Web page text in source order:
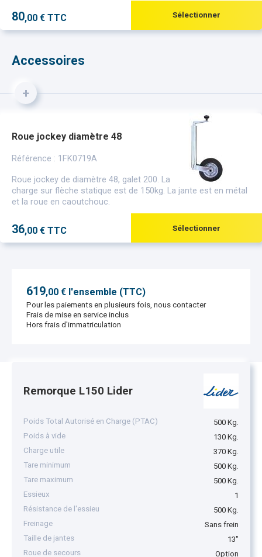
Remorque L150 Lider
Poids Total Autorisé en Charge (PTAC)
500 Kg.
Poids à vide
130 Kg.
Charge utile
370 Kg.
Tare minimum
500 Kg.
Tare maximum
500 Kg.
Essieux
1
Résistance de l'essieu
500 Kg.
Freinage
Sans frein
Taille de jantes
13"
Roue de secours
Option
80,00 € TTC Sélectionner
Accessoires
+
Roue jockey diamètre 48
Référence : 1FK0719A
Roue jockey de diamètre 48, galet 200. La
charge sur flèche statique est de 150kg. La jante est en métal
et la roue en caoutchouc.
36,00 € TTC Sélectionner
619,00 € l'ensemble (TTC)
Pour les paiements en plusieurs fois, nous contacter
Frais de mise en service inclus
Hors frais d'immatriculation